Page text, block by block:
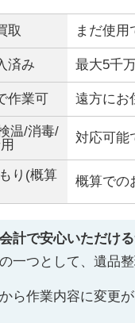
取 まだ使用
済み 最大5千
作業可 遠方にお
温/消毒/
対応可能
り(概算
概算での
計で安心いただけ
一つとして、遺品
ら作業内容に変更